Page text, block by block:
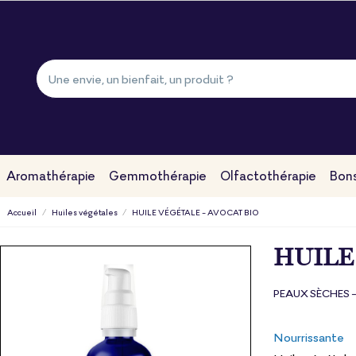
Aromathérapie Gemmothérapie Olfactothérapie
Accueil Huiles végétales HUILE VÉGÉTALE - AVOCAT BIO
HUILE
PEAUX SÈCHES
Nourrissante